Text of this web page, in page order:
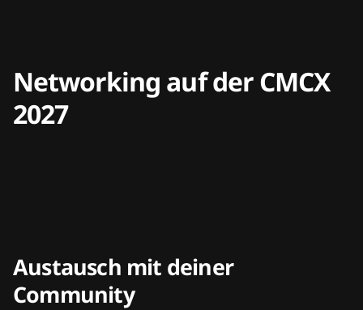
Networking auf der CMCX
2027
Austausch mit deiner
Community